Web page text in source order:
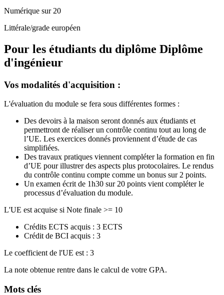
Numérique sur 20
Littérale/grade européen
Pour les étudiants du diplôme Diplôme
d'ingénieur
Vos modalités d'acquisition :
L'évaluation du module se fera sous différentes formes :
Des devoirs à la maison seront donnés aux étudiants et
permettront de réaliser un contrôle continu tout au long de
l’UE. Les exercices donnés proviennent d’étude de cas
simplifiées.
Des travaux pratiques viennent compléter la formation en fin
d’UE pour illustrer des aspects plus protocolaires. Le rendus
du contrôle continu compte comme un bonus sur 2 points.
Un examen écrit de 1h30 sur 20 points vient compléter le
processus d’évaluation du module.
L'UE est acquise si Note finale >= 10
Crédits ECTS acquis : 3 ECTS
Crédit de BCI acquis : 3
Le coefficient de l'UE est : 3
La note obtenue rentre dans le calcul de votre GPA.
Mots clés